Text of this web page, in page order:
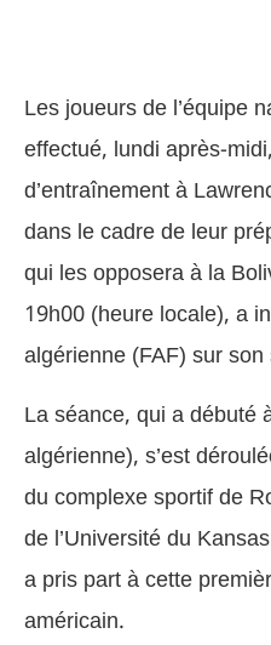
Les joueurs de l’équipe
effectué, lundi après-
d’entraînement à
dans le cadre de leur
qui les opposera à la
19h00 (heure locale), a
algérienne (FAF) sur
La séance, qui a débuté
algérienne), s’est
du complexe sportif de
de l’Université du
a pris part à cette
américain.